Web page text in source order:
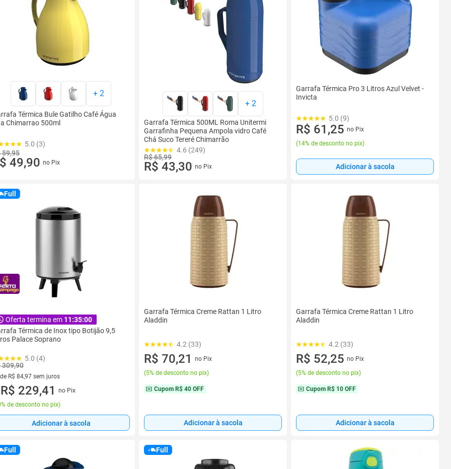
+ 2
Térmica Bule Gatilho Café Água
Chimarrao 500ml
5.0 (3)
59,95
49,90 no Pix
+ 2
Garrafa Térmica 500ML Roma Unitermi
Garrafinha Pequena Ampola vidro Café
Chá Suco Tereré Chimarrão
4.6 (249)
R$ 65,99
R$ 43,30 no Pix
Garrafa Térmica Pro 3 Litros Azul Velvet -
Invicta
5.0 (9)
R$ 61,25 no Pix
(14% de desconto no pix)
Adicionar à sacola
Full
Oferta termina em 11:34:59
Térmica de Inox tipo Botijão 9,5
Palace Soprano
5.0 (4)
309,90
R$ 84,97 sem juros
de R$ 84,97 sem juros
R$ 229,41
no Pix
de desconto no pix)
Adicionar à sacola
Garrafa Térmica Creme Rattan 1 Litro
Aladdin
4.2 (33)
R$ 70,21
no Pix
(5% de desconto no pix)
Cupom R$ 40 OFF
Adicionar à sacola
Garrafa Térmica Creme Rattan 1 Litro
Aladdin
4.2 (33)
R$ 52,25 no Pix
(5% de desconto no pix)
Cupom R$ 10 OFF
Adicionar à sacola
Full Full